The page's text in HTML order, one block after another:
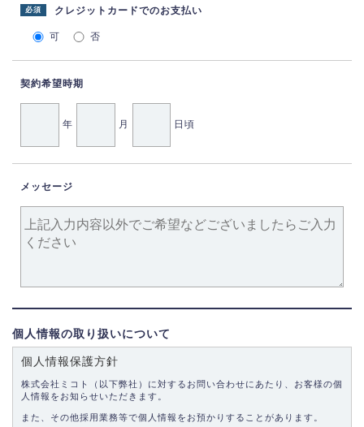
クレジットカードでのお支払い
必須
可 否
契約希望時期
年 月 日頃
メッセージ
個人情報の取り扱いについて
個人情報保護方針
株式会社ミコト（以下弊社）に対するお問い合わせにあたり、お客様の個
人情報をお知らせいただきます。
また、その他採用業務等で個人情報をお預かりすることがあります。